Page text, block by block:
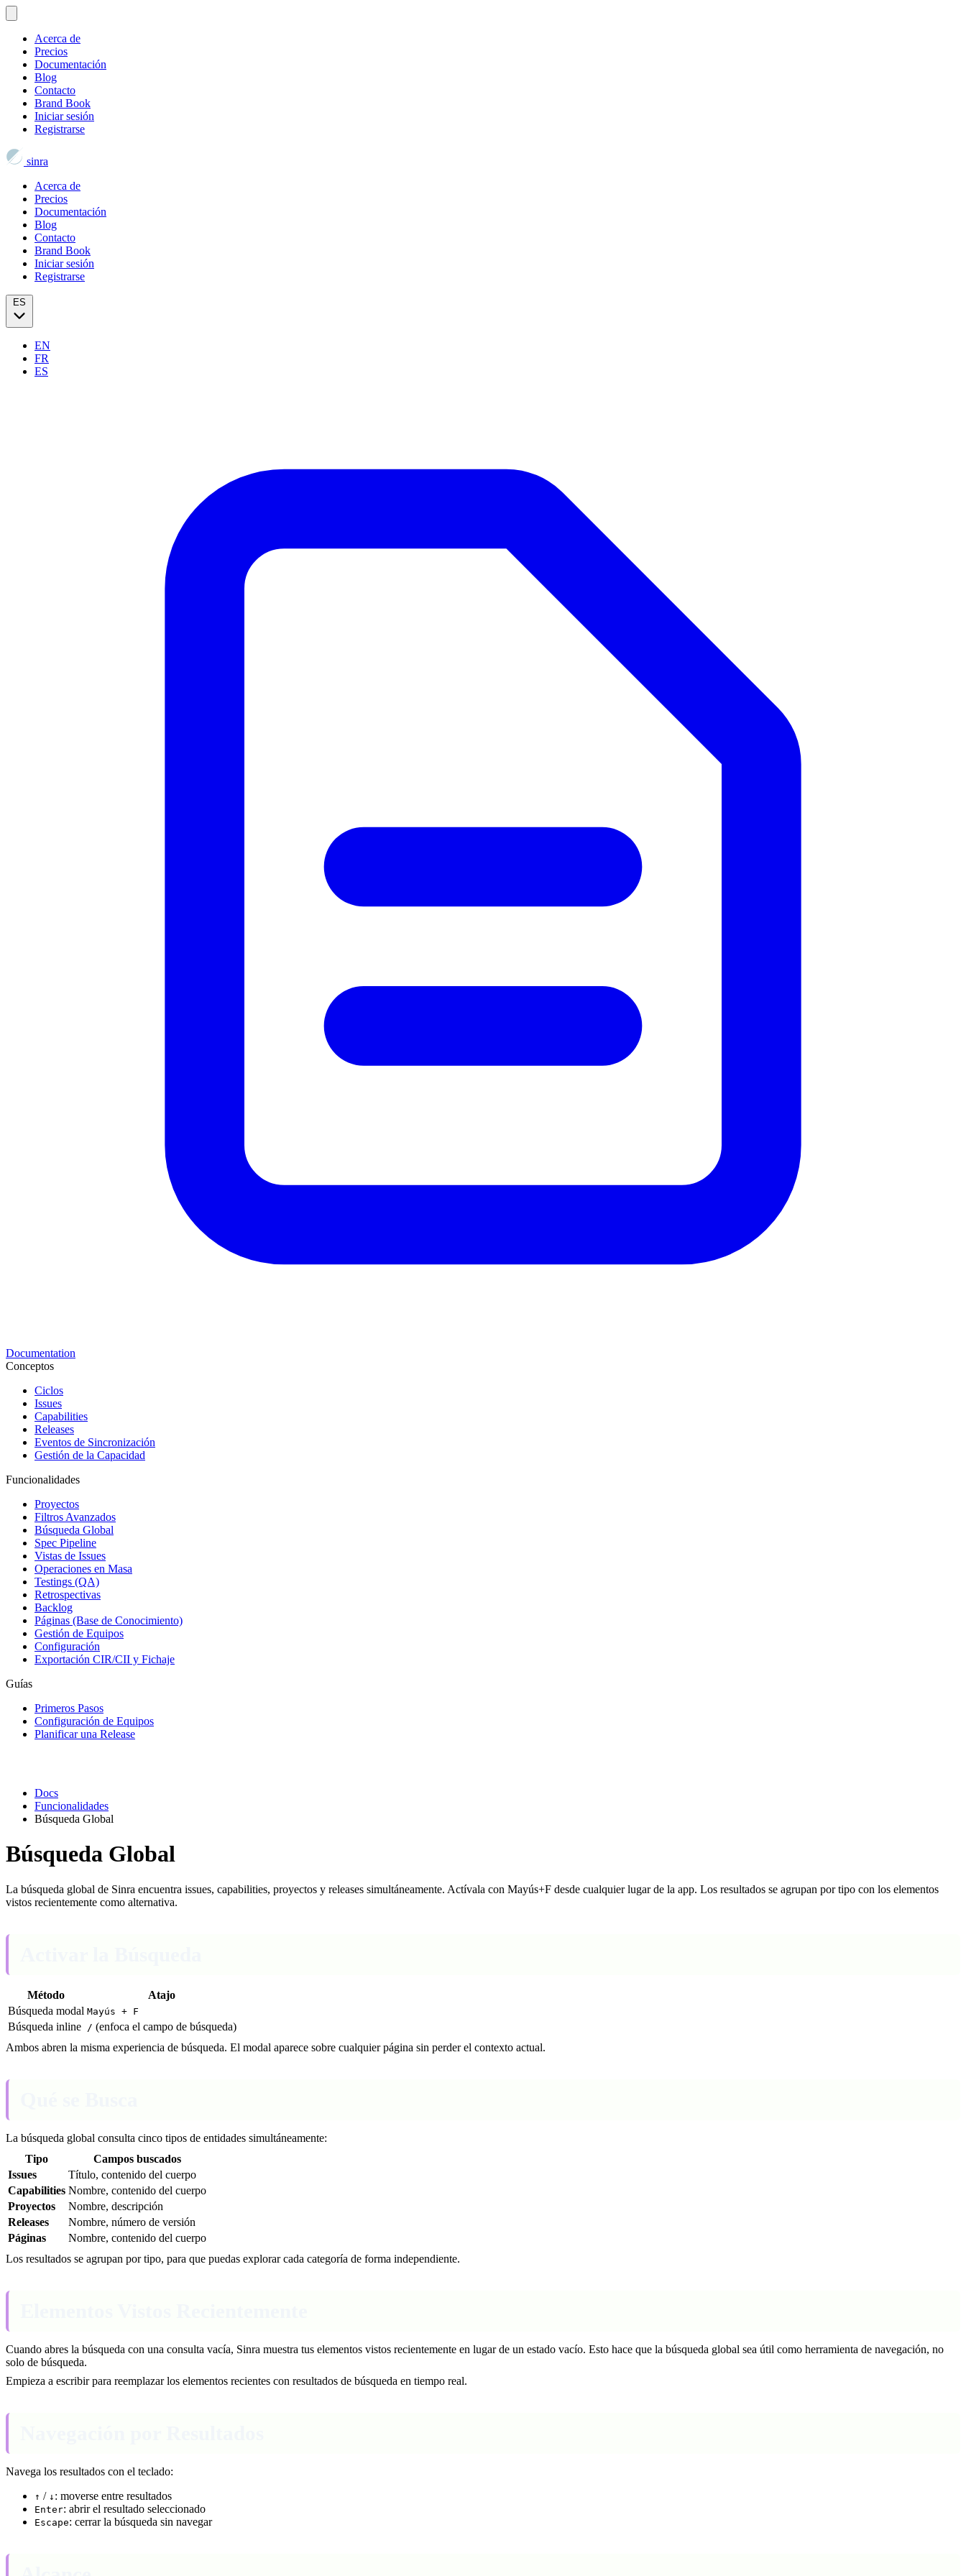
Acerca de
Precios
Documentación
Blog
Contacto
Brand Book
Iniciar sesión
Registrarse
sinra
Acerca de
Precios
Documentación
Blog
Contacto
Brand Book
Iniciar sesión
Registrarse
EN
FR
ES
Documentation
Conceptos
Ciclos
Issues
Capabilities
Releases
Eventos de Sincronización
Gestión de la Capacidad
Funcionalidades
Proyectos
Filtros Avanzados
Búsqueda Global
Spec Pipeline
Vistas de Issues
Operaciones en Masa
Testings (QA)
Retrospectivas
Backlog
Páginas (Base de Conocimiento)
Gestión de Equipos
Configuración
Exportación CIR/CII y Fichaje
Guías
Primeros Pasos
Configuración de Equipos
Planificar una Release
Docs
Funcionalidades
Búsqueda Global
Búsqueda Global
La búsqueda global de Sinra encuentra issues, capabilities, proyectos y releases simultáneamente. Actívala con Mayús+F desde cualquier lugar de la app. Los resultados se agrupan por tipo con los elementos
vistos recientemente como alternativa.
Método
Atajo
Búsqueda modal Mayús + F
Búsqueda inline / (enfoca el campo de búsqueda)
Ambos abren la misma experiencia de búsqueda. El modal aparece sobre cualquier página sin perder el contexto actual.
La búsqueda global consulta cinco tipos de entidades simultáneamente:
Tipo
Campos buscados
Issues
Título, contenido del cuerpo
Capabilities Nombre, contenido del cuerpo
Proyectos
Nombre, descripción
Releases
Nombre, número de versión
Páginas
Nombre, contenido del cuerpo
Los resultados se agrupan por tipo, para que puedas explorar cada categoría de forma independiente.
Cuando abres la búsqueda con una consulta vacía, Sinra muestra tus elementos vistos recientemente en lugar de un estado vacío. Esto hace que la búsqueda global sea útil como herramienta de navegación, no
solo de búsqueda.
Empieza a escribir para reemplazar los elementos recientes con resultados de búsqueda en tiempo real.
Navega los resultados con el teclado:
↑ / ↓ : moverse entre resultados
Enter: abrir el resultado seleccionado
Escape: cerrar la búsqueda sin navegar